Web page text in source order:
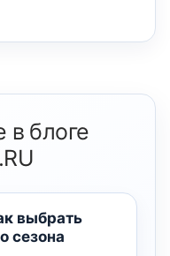
в блоге
выбрать
сезона